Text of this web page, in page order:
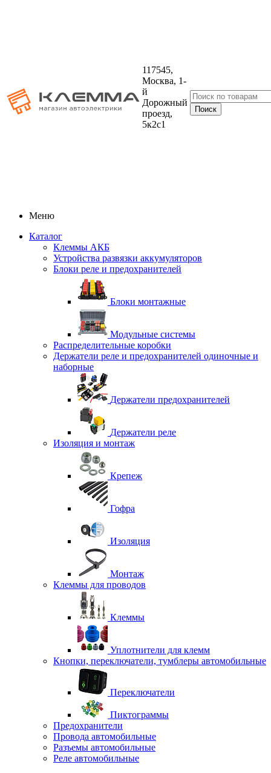
117545,
Москва, 1-
й
Дорожный
проезд,
5к2с1
Меню
Каталог
Клеммы АКБ
Устройства развязки аккумуляторов
Блоки реле и предохранителей
Блоки монтажные
Модульные системы
Распределительные коробки
Держатели реле и предохранителей одиночные и
наборные
Держатели предохранителей
Держатели реле
Изоляция и монтаж
Крепеж
Гофра
Изоляция
Монтаж
Клеммы для проводов
Клеммы
Уплотнители для клемм
Кнопки, переключатели, тумблеры автомобильные
Переключатели
Пиктограммы
Предохранители
Провода автомобильные
Разъемы автомобильные
Реле автомобильные